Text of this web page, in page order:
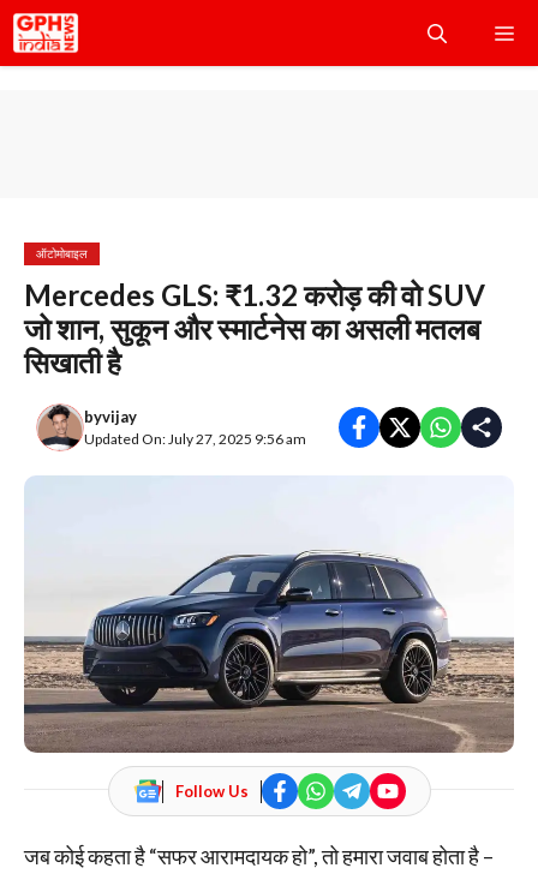
Skip
to
ऑटोमोबाइल
Mercedes GLS: ₹1.32 करोड़ की वो SUV
जो शान, सुकून और स्मार्टनेस का असली मतलब
सिखाती है
byvijay
Updated On: July 27, 2025 9:56 am
Follow Us
जब कोई कहता है “सफर आरामदायक हो”, तो हमारा जवाब होता है –